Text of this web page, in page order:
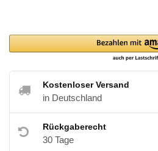
Kostenloser Versand
in Deutschland
Rückgaberecht
30 Tage